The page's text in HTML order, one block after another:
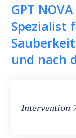
GPT
Spezialist
und nach
Intervention